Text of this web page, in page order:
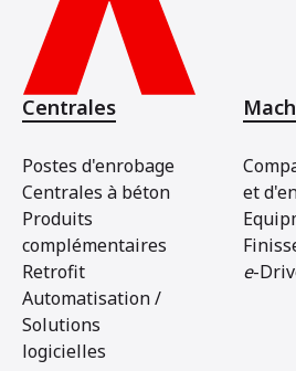
Centrales
Postes d'enrobage
Centrales à béton
Produits
complémentaires
Retrofit
Automatisation /
Solutions
logicielles
et
e-